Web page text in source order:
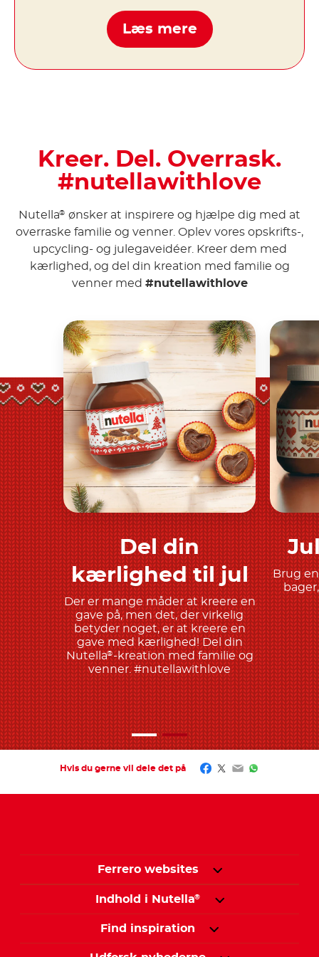
Læs mere
Kreer. Del. Overrask.
#nutellawithlove
Nutella® ønsker at inspirere og hjælpe dig med at
overraske familie og venner. Oplev vores opskrifts-,
upcycling- og julegaveidéer. Kreer dem med
kærlighed, og del din kreation med familie og
venner med #nutellawithlove
Find ud af mere
Del din
kærlighed til jul
Der er mange måder at kreere en
gave på, men det, der virkelig
betyder noget, er at kreere en
gave med kærlighed! Del din
Nutella® -kreation med familie og
venner. #nutellawithlove
Brug
Hvis du gerne vil dele det på Facebook
Twitter
EmailWhatsApp
Ferrero websites
Indhold i Nutella®
Find inspiration